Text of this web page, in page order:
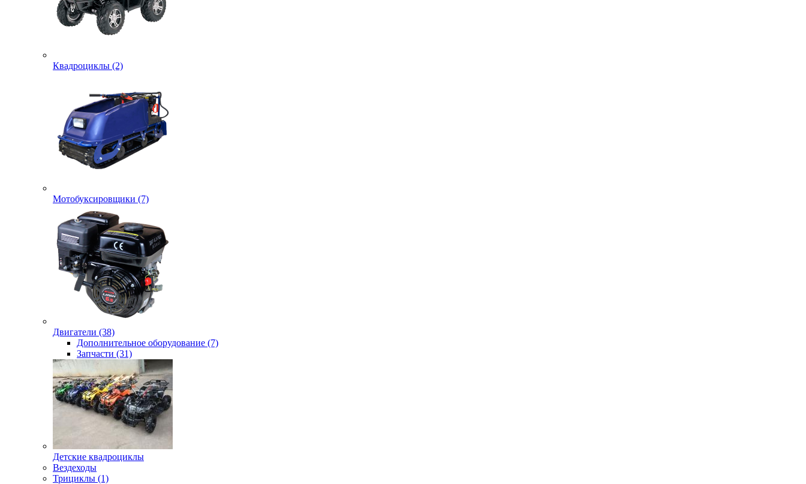
Квадроциклы (2)
Мотобуксировщики (7)
Двигатели (38)
Дополнительное оборудование (7)
Запчасти (31)
Детские квадроциклы
Вездеходы
Трициклы (1)